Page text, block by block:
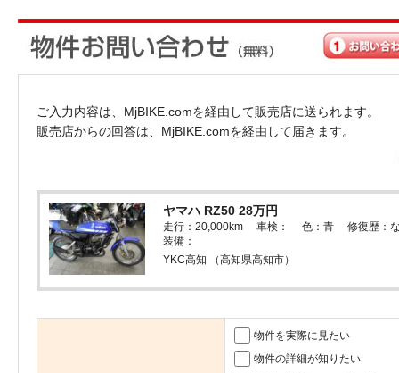
ご入力内容は、MjBIKE.comを経由して販売店に送られます。
販売店からの回答は、MjBIKE.comを経由して届きます。
ヤマハ RZ50 28万円
走行：20,000km 車検： 色：青 修復歴：
装備：
YKC高知 （高知県高知市）
物件を実際に見たい
物件の詳細が知りたい